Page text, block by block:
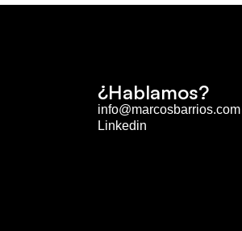
¿Hablamos?
info@marcosbarrios.com
Linkedin